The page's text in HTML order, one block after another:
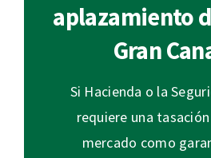
aplazamiento
Gran
Si Hacienda o la
requiere una
mercado como